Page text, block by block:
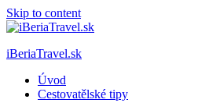
Skip to content
iBeriaTravel.sk
Úvod
Cestovatělské tipy